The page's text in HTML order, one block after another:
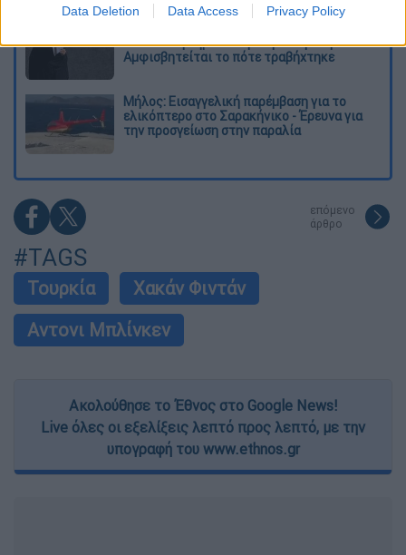
Data Deletion Data Access Privacy Policy
έδωσε στη δημοσιότητα η Τεχεράνη -
Αμφισβητείται το πότε τραβήχτηκε
Μήλος: Εισαγγελική παρέμβαση για το
ελικόπτερο στο Σαρακήνικο - Έρευνα για
την προσγείωση στην παραλία
επόμενο
άρθρο
#TAGS
Τουρκία
Χακάν Φιντάν
Αντονι Μπλίνκεν
Ακολούθησε το Έθνος στο Google News!
Live όλες οι εξελίξεις λεπτό προς λεπτό, με την
υπογραφή του www.ethnos.gr